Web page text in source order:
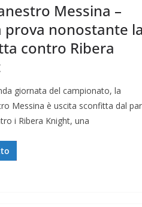
Messina –
prova nonostante la
contro Ribera
giornata del campionato, la
Messina è uscita sconfitta dal
i Ribera Knight, una